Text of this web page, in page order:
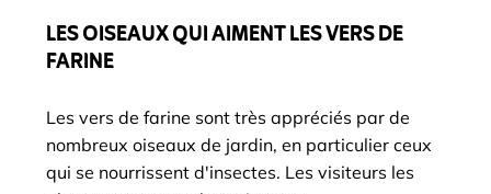
LES OISEAUX QUI AIMENT LES VERS DE
FARINE
Les vers de farine sont très appréciés par de
nombreux oiseaux de jardin, en particulier ceux
qui se nourrissent d'insectes. Les visiteurs les